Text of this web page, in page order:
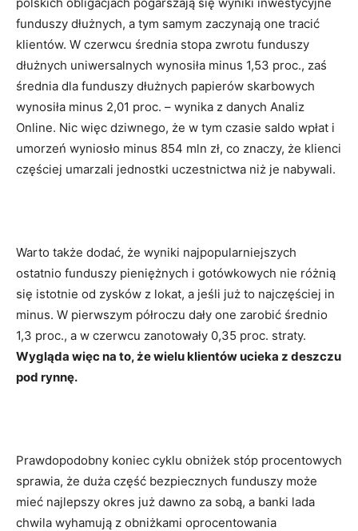
funduszy dłużnych, a tym samym zaczynają one tracić
klientów. W czerwcu średnia stopa zwrotu funduszy
dłużnych uniwersalnych wynosiła minus 1,53 proc., zaś
średnia dla funduszy dłużnych papierów skarbowych
wynosiła minus 2,01 proc. – wynika z danych Analiz
Online. Nic więc dziwnego, że w tym czasie saldo wpłat i
umorzeń wyniosło minus 854 mln zł, co znaczy, że klienci
częściej umarzali jednostki uczestnictwa niż je nabywali.
Warto także dodać, że wyniki najpopularniejszych
ostatnio funduszy pieniężnych i gotówkowych nie różnią
się istotnie od zysków z lokat, a jeśli już to najczęściej in
minus. W pierwszym półroczu dały one zarobić średnio
1,3 proc., a w czerwcu zanotowały 0,35 proc. straty.
Wygląda więc na to, że wielu klientów ucieka z deszczu
pod rynnę.
Prawdopodobny koniec cyklu obniżek stóp procentowych
sprawia, że duża część bezpiecznych funduszy może
mieć najlepszy okres już dawno za sobą, a banki lada
chwila wyhamują z obniżkami oprocentowania